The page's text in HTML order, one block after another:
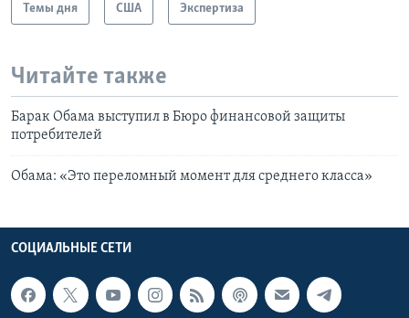
Темы дня США Экспертиза
Читайте также
Барак Обама выступил в Бюро финансовой защиты
потребителей
Обама: «Это переломный момент для среднего класса»
СОЦИАЛЬНЫЕ СЕТИ